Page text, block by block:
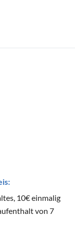
10€ einmalig
von 7